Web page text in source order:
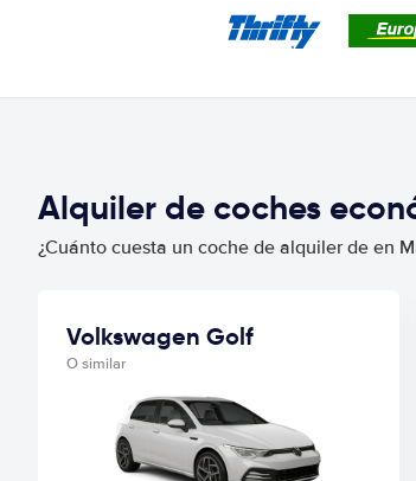
Alquiler de coches
¿Cuánto cuesta un coche de alquiler de en
Volkswagen Golf
O similar